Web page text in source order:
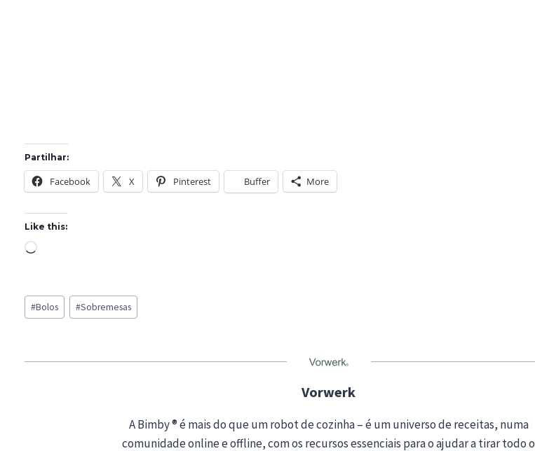
Partilhar:
Facebook X Pinterest Buffer More
Like this:
L
d
g
Post
Tags:
#Bolos #Sobremesas
Vorwerk
A Bimby ® é mais do que um robot de cozinha – é um universo de receitas, numa
comunidade online e offline, com os recursos essenciais para o ajudar a tirar todo o